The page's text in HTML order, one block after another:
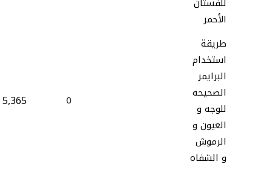
الأحمر
طريقة
استخدام
البرايمر
الصحيحه
للوجه و
العيون و
الرموش
و الشفاه
0
5,365